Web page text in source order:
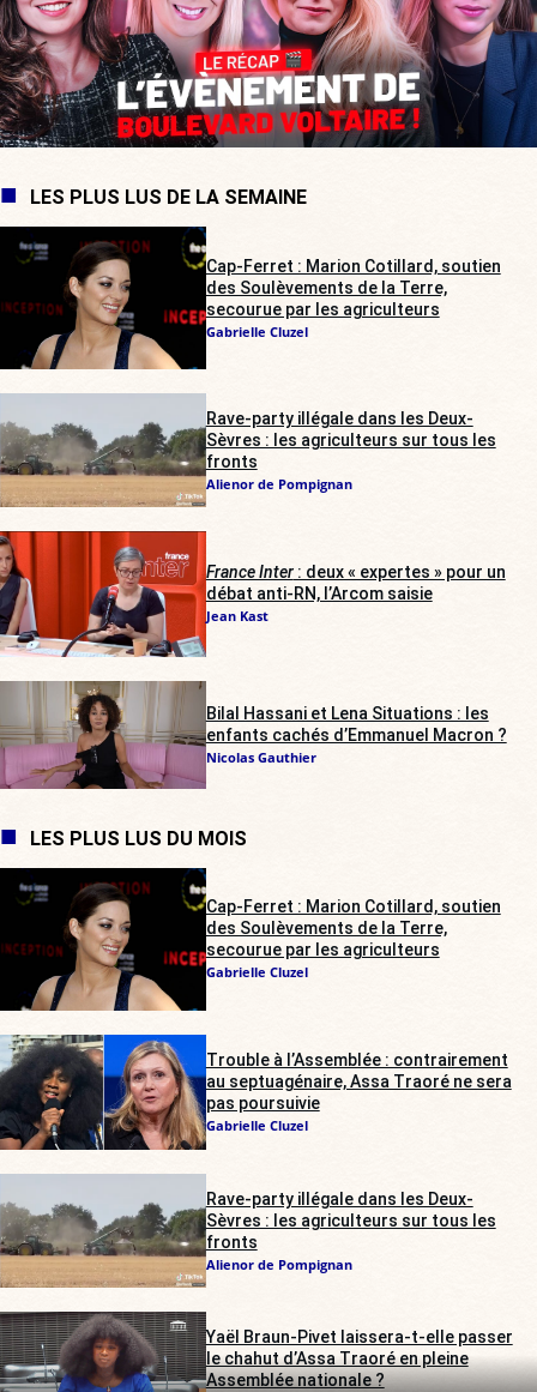
LES PLUS LUS DE LA SEMAINE
Cap-Ferret : Marion Cotillard, soutien
des Soulèvements de la Terre,
secourue par les agriculteurs
Gabrielle Cluzel
Rave-party illégale dans les Deux-
Sèvres : les agriculteurs sur tous les
fronts
Alienor de Pompignan
France Inter: deux « expertes » pour un
débat anti-RN, l’Arcom saisie
Jean Kast
Bilal Hassani et Lena Situations : les
enfants cachés d’Emmanuel Macron ?
Nicolas Gauthier
LES PLUS LUS DU MOIS
Cap-Ferret : Marion Cotillard, soutien
des Soulèvements de la Terre,
secourue par les agriculteurs
Gabrielle Cluzel
Trouble à l’Assemblée : contrairement
au septuagénaire, Assa Traoré ne sera
pas poursuivie
Gabrielle Cluzel
Rave-party illégale dans les Deux-
Sèvres : les agriculteurs sur tous les
fronts
Alienor de Pompignan
Yaël Braun-Pivet laissera-t-elle passer
le chahut d’Assa Traoré en pleine
Assemblée nationale ?